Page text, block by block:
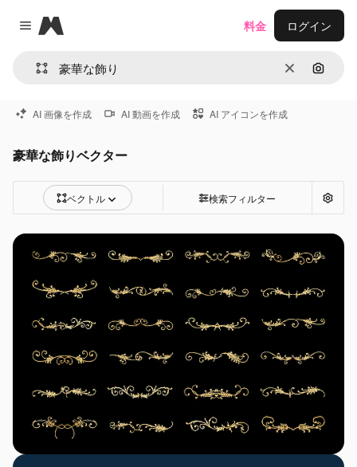
Close menu
Magnific
消去 画像で
料金 ログイン
AI 画像を作成 AI 動画を作成 AI アイコンを作成
豪華な飾りベクター
ベクトル 検索フィルター